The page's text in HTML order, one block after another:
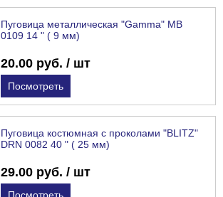
Пуговица металлическая "Gamma" MB
0109 14 " ( 9 мм)
20.00 руб. / шт
Посмотреть
Пуговица костюмная с проколами "BLITZ"
DRN 0082 40 " ( 25 мм)
29.00 руб. / шт